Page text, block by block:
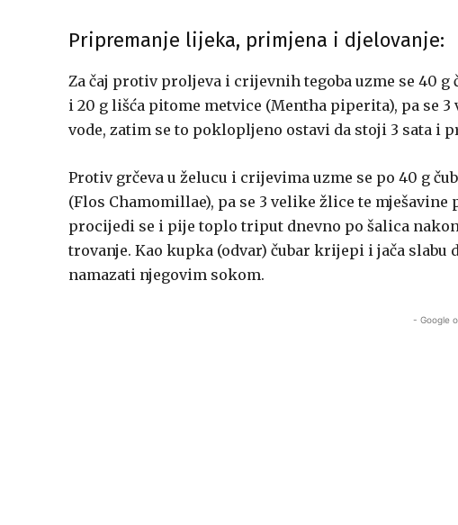
Pripremanje lijeka, primjena i djelovanje:
Za čaj protiv proljeva i crijevnih tegoba uzme se 40
i 20 g lišća pitome metvice (Mentha piperita), pa se
vode, zatim se to poklopljeno ostavi da stoji 3 sata i
Protiv grčeva u želucu i crijevima uzme se po 40 g
(Flos Chamomillae), pa se 3 velike žlice te
procijedi se i pije toplo triput dnevno po šalica
trovanje. Kao kupka (odvar) čubar krijepi i jača slabu
namazati njegovim sokom.
- Google